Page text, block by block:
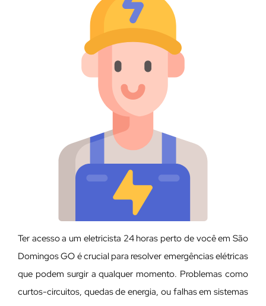
Ter acesso a um eletricista 24 horas perto de você em São
Domingos GO é crucial para resolver emergências elétricas
que podem surgir a qualquer momento. Problemas como
curtos-circuitos, quedas de energia, ou falhas em sistemas